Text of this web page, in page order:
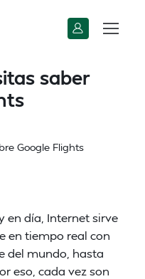
saber
en día, Internet sirve
en tiempo real con
del mundo, hasta
eso, cada vez son